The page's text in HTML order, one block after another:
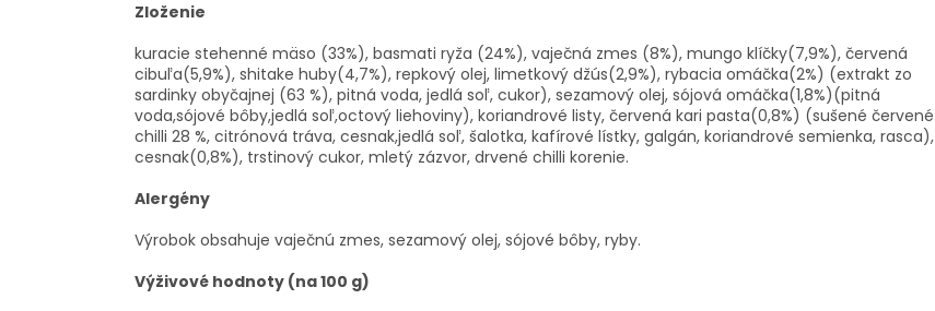
Zloženie
kuracie stehenné mäso (33%), basmati ryža (24%), vaječná zmes (8%), mungo klíčky(7,9%), červená
cibuľa(5,9%), shitake huby(4,7%), repkový olej, limetkový džús(2,9%), rybacia omáčka(2%) (extrakt zo
sardinky obyčajnej (63 %), pitná voda, jedlá soľ, cukor), sezamový olej, sójová omáčka(1,8%)(pitná
voda,sójové bôby,jedlá soľ,octový liehoviny), koriandrové listy, červená kari pasta(0,8%) (sušené červené
chilli 28 %, citrónová tráva, cesnak,jedlá soľ, šalotka, kafírové lístky, galgán, koriandrové semienka, rasca),
cesnak(0,8%), trstinový cukor, mletý zázvor, drvené chilli korenie.
Alergény
Výrobok obsahuje vaječnú zmes, sezamový olej, sójové bôby, ryby.
Výživové hodnoty (na 100 g)